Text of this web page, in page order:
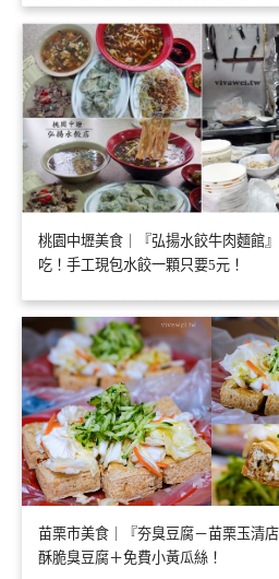
桃園中壢美食｜『弘揚水餃牛肉麵館
吃！手工現包水餃一顆只要5元！
苗栗市美食｜『夯臭豆腐－苗栗玉清
酥脆臭豆腐＋免費小黃瓜絲！